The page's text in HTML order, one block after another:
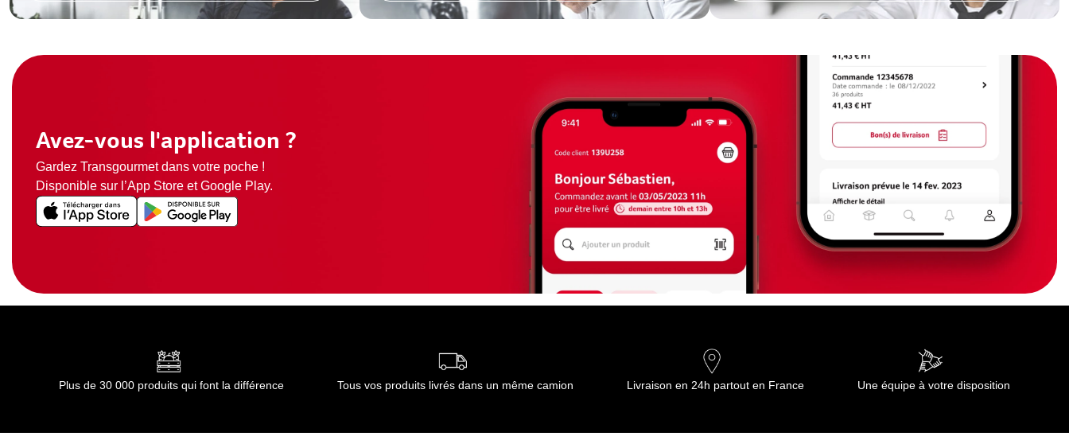
Avez-vous l'application ?
Gardez Transgourmet dans votre poche !
Disponible sur l’App Store et Google Play.
Plus de 30 000 produits qui font la différence Tous vos produits livrés dans un même camion Livraison en 24h partout en France Une équipe à votre disposition